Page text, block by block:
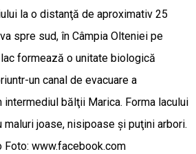
la o distanţă de aproximativ 25
spre sud, în Câmpia Olteniei pe
formează o unitate biologică
un canal de evacuare a
intermediul bălţii Marica. Forma lacului
maluri joase, nisipoase şi puţini arbori.
Foto: www.facebook.com